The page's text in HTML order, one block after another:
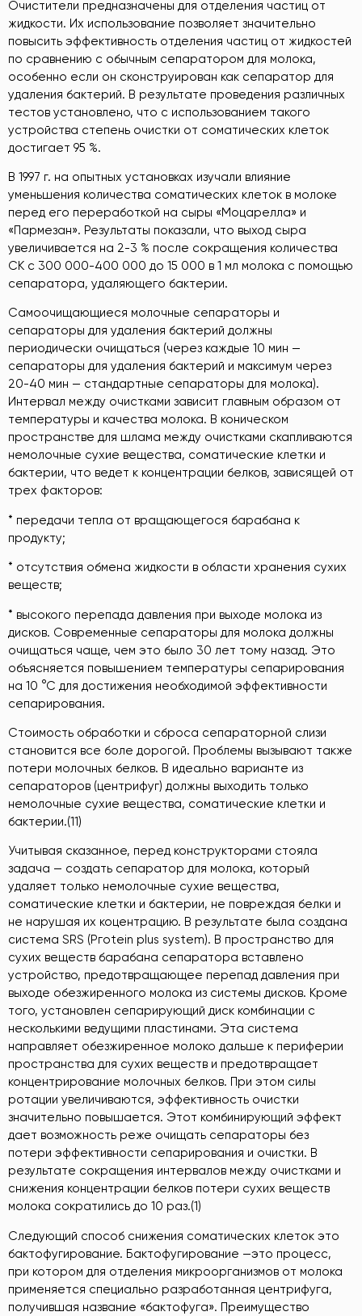
Очистители предназначены для отделения частиц от
жидкости. Их использование позволяет значительно
повысить эффективность отделения частиц от жидкостей
по сравнению с обычным сепаратором для молока,
особенно если он сконструирован как сепаратор для
удаления бактерий. В результате проведения различных
тестов установлено, что с использованием такого
устройства степень очистки от соматических клеток
достигает 95 %.
В 1997 г. на опытных установках изучали влияние
уменьшения количества соматических клеток в молоке
перед его переработкой на сыры «Моцарелла» и
«Пармезан». Результаты показали, что выход сыра
увеличивается на 2-3 % после сокращения количества
СК с 300 000-400 000 до 15 000 в 1 мл молока с помощью
сепаратора, удаляющего бактерии.
Самоочищающиеся молочные сепараторы и
сепараторы для удаления бактерий должны
периодически очищаться (через каждые 10 мин —
сепараторы для удаления бактерий и максимум через
20-40 мин — стандартные сепараторы для молока).
Интервал между очистками зависит главным образом от
температуры и качества молока. В коническом
пространстве для шлама между очистками скапливаются
немолочные сухие вещества, соматические клетки и
бактерии, что ведет к концентрации белков, зависящей от
трех факторов:
* передачи тепла от вращающегося барабана к
продукту;
* отсутствия обмена жидкости в области хранения сухих
веществ;
* высокого перепада давления при выходе молока из
дисков. Современные сепараторы для молока должны
очищаться чаще, чем это было 30 лет тому назад. Это
объясняется повышением температуры сепарирования
на 10 °С для достижения необходимой эффективности
сепарирования.
Стоимость обработки и сброса сепараторной слизи
становится все боле дорогой. Проблемы вызывают также
потери молочных белков. В идеально варианте из
сепараторов (центрифуг) должны выходить только
немолочные сухие вещества, соматические клетки и
бактерии.(11)
Учитывая сказанное, перед конструкторами стояла
задача — создать сепаратор для молока, который
удаляет только немолочные сухие вещества,
соматические клетки и бактерии, не повреждая белки и
не нарушая их коцентрацию. В результате была создана
система SRS (Ргоtein plus system). В пространство для
сухих веществ барабана сепаратора вставлено
устройство, предотвращающее перепад давления при
выходе обезжиренного молока из системы дисков. Кроме
того, установлен сепарирующий диск комбинации с
несколькими ведущими пластинами. Эта система
направляет обезжиренное молоко дальше к периферии
пространства для сухих веществ и предотвращает
концентрирование молочных белков. При этом силы
ротации увеличиваются, эффективность очистки
значительно повышается. Этот комбинирующий эффект
дает возможность реже очищать сепараторы без
потери эффективности сепарирования и очистки. В
результате сокращения интервалов между очистками и
снижения концентрации белков потери сухих веществ
молока сократились до 10 раз.(1)
Следующий способ снижения соматических клеток это
бактофугирование. Бактофугирование —это процесс,
при котором для отделения микроорганизмов от молока
применяется специально разработанная центрифуга,
получившая название «бактофуга». Преимущество